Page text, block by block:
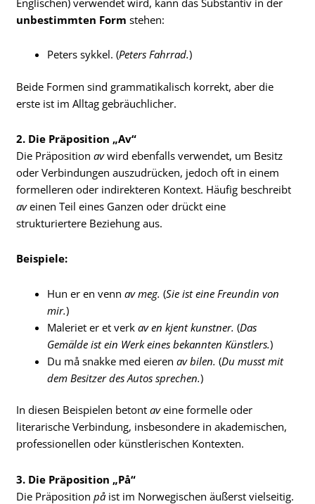
unbestimmten Form stehen:
Peters sykkel. (Peters Fahrrad.)
Beide Formen sind grammatikalisch korrekt, aber die
erste ist im Alltag gebräuchlicher.
2. Die Präposition „Av“
Die Präpositionavwird ebenfalls verwendet, um Besitz
oder Verbindungen auszudrücken, jedoch oft in einem
formelleren oder indirekteren Kontext. Häufig beschreibt
aveinen Teil eines Ganzen oder drückt eine
strukturiertere Beziehung aus.
Beispiele:
Hun er en vennav meg. (Sie ist eine Freundin von
mir.)
Maleriet er et verkav en kjent kunstner. (Das
Gemälde ist ein Werk eines bekannten Künstlers.)
Du må snakke med eierenav bilen. (Du musst mit
dem Besitzer des Autos sprechen.)
In diesen Beispielen betontaveine formelle oder
literarische Verbindung, insbesondere in akademischen,
professionellen oder künstlerischen Kontexten.
3. Die Präposition „På“
Die Präpositionpå ist im Norwegischen äußerst vielseitig.